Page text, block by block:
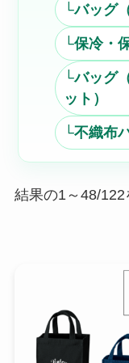
└バッグ
└保冷・
└バッグ
ット）
└不織布
結果の1～48/